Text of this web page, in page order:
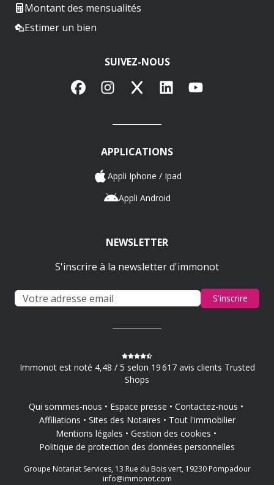
Montant des mensualités
Estimer un bien
SUIVEZ-NOUS
FacebookInstagram
X LinkedInYouTube
APPLICATIONS
Appli Iphone / Ipad
Appli Android
NEWSLETTER
S'inscrire à la newsletter d'immonot
S'inscrire
Immonot est noté 4,48 / 5 selon 19 617 avis clients Trusted
Shops
Qui sommes-nous Espace presse
Contactez-nous
Affiliations
Sites des Notaires
Tout l'immobilier
Mentions légales
Gestion des cookies
Politique de protection des données personnelles
Groupe Notariat Services, 13 Rue du Bois vert, 19230 Pompadour
info@immonot.com